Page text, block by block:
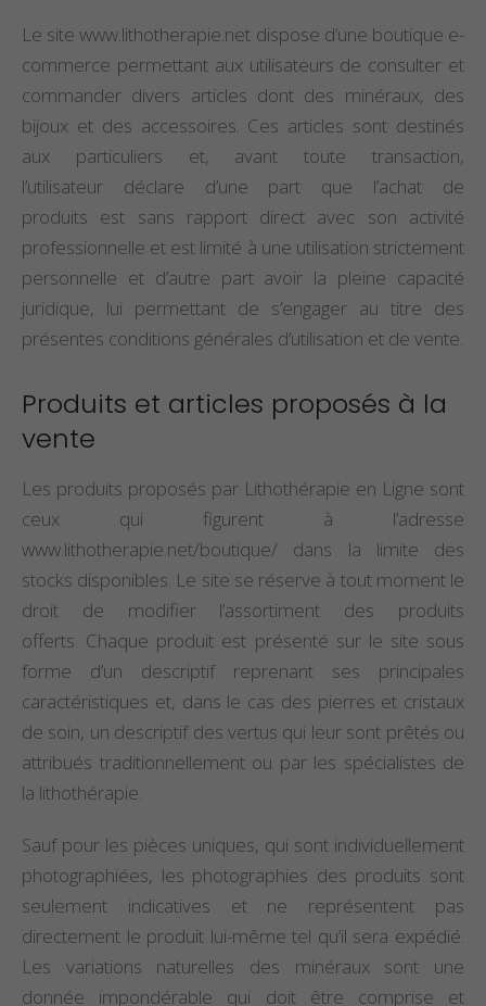
Le site www.lithotherapie.net dispose d’une boutique e-
commerce permettant aux utilisateurs de consulter et
commander divers articles dont des minéraux, des
bijoux et des accessoires. Ces articles sont destinés
aux particuliers et, avant toute transaction,
l’utilisateur déclare d’une part que l’achat de
produits est sans rapport direct avec son activité
professionnelle et est limité à une utilisation strictement
personnelle et d’autre part avoir la pleine capacité
juridique, lui permettant de s’engager au titre des
présentes conditions générales d’utilisation et de vente.
Produits et articles proposés à la
vente
Les produits proposés par Lithothérapie en Ligne sont
ceux qui figurent à l’adresse
www.lithotherapie.net/boutique/ dans la limite des
stocks disponibles. Le site se réserve à tout moment le
droit de modifier l’assortiment des produits
offerts. Chaque produit est présenté sur le site sous
forme d’un descriptif reprenant ses principales
caractéristiques et, dans le cas des pierres et cristaux
de soin, un descriptif des vertus qui leur sont prêtés ou
attribués traditionnellement ou par les spécialistes de
la lithothérapie.
Sauf pour les pièces uniques, qui sont individuellement
photographiées, les photographies des produits sont
seulement indicatives et ne représentent pas
directement le produit lui-même tel qu’il sera expédié.
Les variations naturelles des minéraux sont une
donnée impondérable qui doit être comprise et